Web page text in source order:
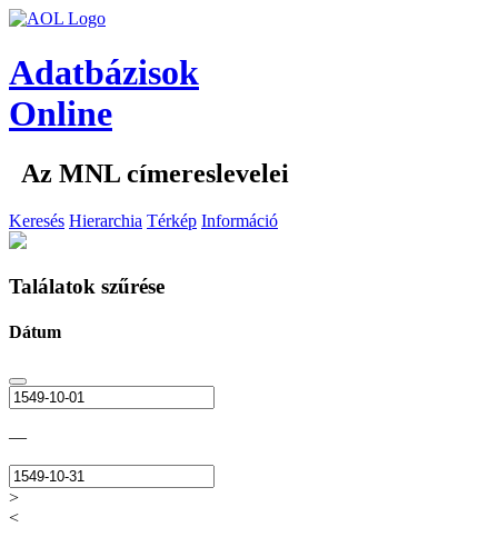
Adatbázisok
Online
Az MNL címereslevelei
Keresés Hierarchia Térkép Információ
Találatok szűrése
Dátum
—
>
<